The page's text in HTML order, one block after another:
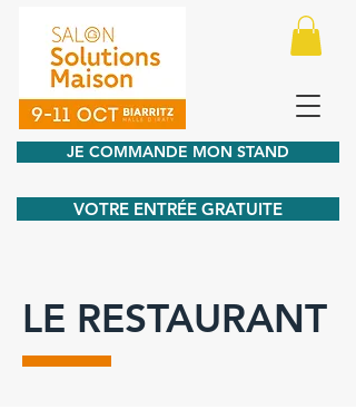
JE COMMANDE MON STAND
VOTRE ENTRÉE GRATUITE
LE RESTAURANT